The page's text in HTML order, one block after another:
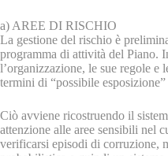
a) AREE DI RISCHIO
La gestione del rischio è
programma di attività del Piano.
l’organizzazione, le sue regole e
termini di “possibile
Ciò avviene ricostruendo il
attenzione alle aree sensibili nel
verificarsi episodi di corruzione,